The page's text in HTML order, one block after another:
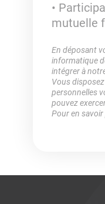
mutuelle
En déposant
informatique
intégrer à
Vous
personnelles
pouvez
Pour en